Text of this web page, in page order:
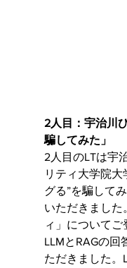
2人目：宇治川
騙してみた」
2人目のLTは宇
リティ大学院大
グる”を騙して
いただきました
ィ」についてご
LLMとRAGの回
ただきました。